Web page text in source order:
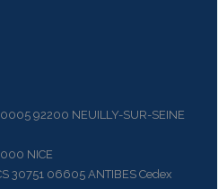
92200 NEUILLY-SUR-SEINE
NICE
06605 ANTIBES Cedex